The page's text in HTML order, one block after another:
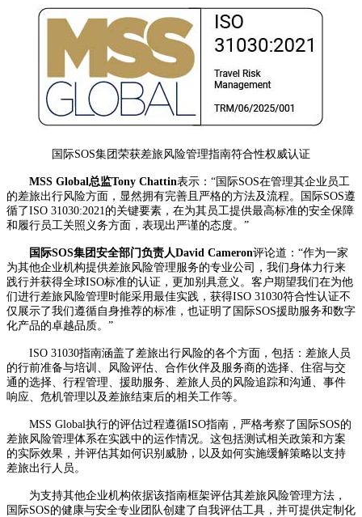
国际SOS集团荣获差旅风险管理指南符合性权威认证
MSS Global总监Tony Chattin表示：“国际SOS在管理其企业员工
的差旅出行风险方面，显然拥有完善且严格的方法及流程。国际SOS遵
循了ISO 31030:2021的关键要素，在为其员工提供最高标准的安全保障
和履行员工关照义务方面，表现出严谨的态度。”
国际SOS集团安全部门负责人David Cameron评论道：“作为一家
为其他企业机构提供差旅风险管理服务的专业公司，我们身体力行来
践行并获得全球ISO标准的认证，更加别具意义。客户期望我们在为他
们进行差旅风险管理时能采用最佳实践，获得ISO 31030符合性认证不
仅展示了我们遵循自身推荐的标准，也证明了国际SOS援助服务和数字
化产品的卓越品质。”
ISO 31030指南涵盖了差旅出行风险的各个方面，包括：差旅人员
的行前准备与培训、风险评估、合作伙伴及服务商的选择、住宿与交
通的选择、行程管理、援助服务、差旅人员的风险追踪和沟通、事件
响应、危机管理以及差旅结束后的相关工作等。
MSS Global执行的评估过程遵循ISO指南，严格考察了国际SOS的
差旅风险管理体系在实践中的运作情况。这包括测试相关政策和方案
的实际效果，并评估其如何识别威胁，以及如何实施缓解策略以支持
差旅出行人员。
为支持其他企业机构依据该指南框架评估其差旅风险管理方法，
国际SOS的健康与安全专业团队创建了自我评估工具，并可提供定制化